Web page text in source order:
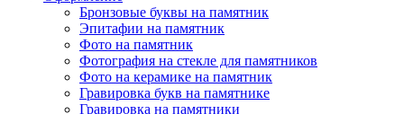
Бронзовые буквы на памятник
Эпитафии на памятник
Фото на памятник
Фотография на стекле для памятников
Фото на керамике на памятник
Гравировка букв на памятнике
Гравировка на памятники